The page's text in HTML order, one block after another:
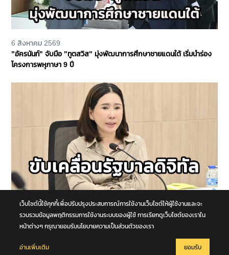
6 สิงหาคม 2569
"อัครนันท์" จับมือ "ทูตสวิส" มุ่งพัฒนาการศึกษาชายแดนใต้ เริ่มนำร่อง
โครงการพหุภาษา 9 ปี
6 สิงหาคม 2569
"ปลัดฯ นัทรียา" นั่งประธานประชุม BDEX ครั้งที่ 1/2569 ขับเคลื่อน
รัฐบาลดิจิทัล บูรณาการข้อมูลภาครัฐ
เว็บไซต์นี้ใช้คุกกี้เพื่อปรับปรุงประสบการณ์การใช้งานเว็บไซต์ให้ผู้ใช้งานและจะ
รวบรวมข้อมูลพฤติกรรมการใช้งานระบบของผู้ใช้ การเรียกดูเว็บไซต์ของเราใน
หน้าต่างๆ กรุณายอมรับนโยบายความเป็นส่วนตัวของเรา
อ่านเพิ่มเติม ยอมรับ